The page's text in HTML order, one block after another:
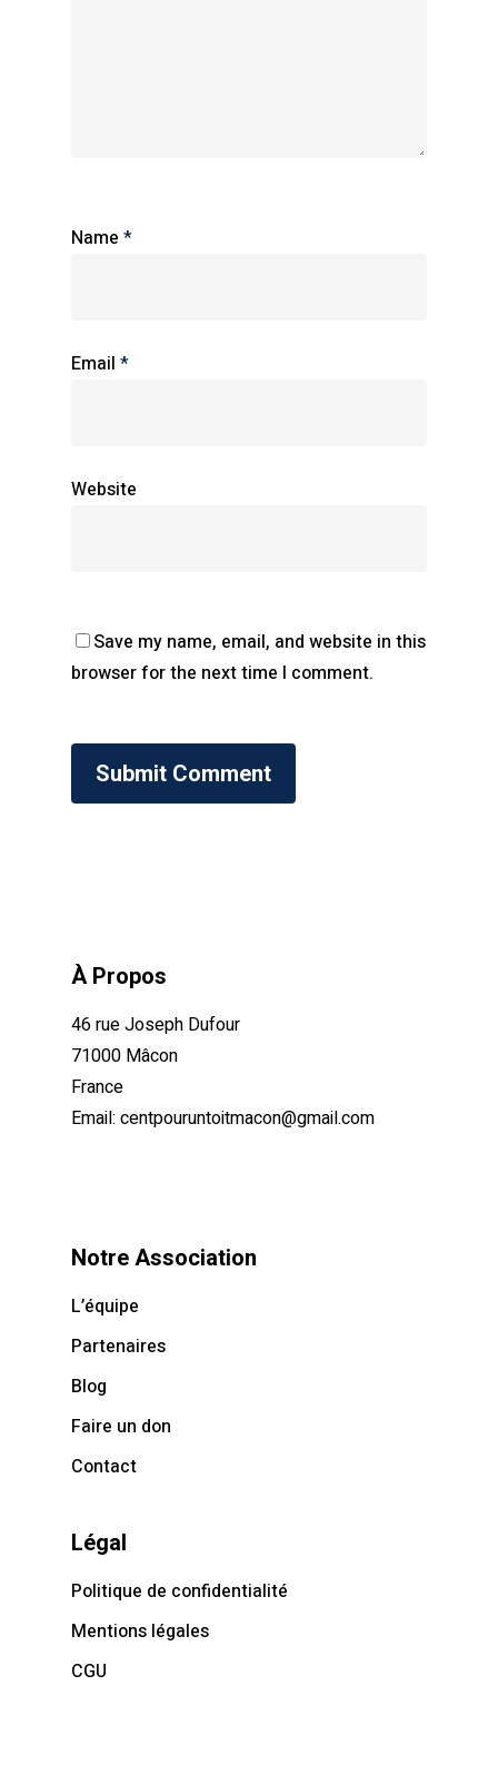
Name *
Email *
Website
Save my name, email, and website in this
browser for the next time I comment.
À Propos
46 rue Joseph Dufour
71000 Mâcon
France
Email: centpouruntoitmacon@gmail.com
Notre Association
L’équipe
Partenaires
Blog
Faire un don
Contact
Légal
Politique de confidentialité
Mentions légales
CGU